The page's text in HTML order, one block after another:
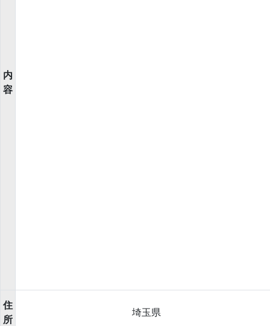
内
容
住
所
埼玉県